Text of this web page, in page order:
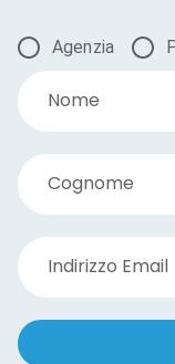
Agenzia
Nome
Cognome
Indirizzo Email